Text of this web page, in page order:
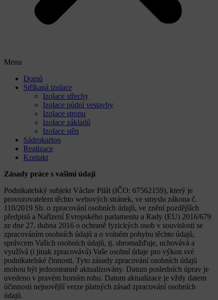
Menu
Domů
Stříkaná izolace
Izolace střechy
Izolace půdní vestavby
Izolace stropu
Izolace základů
Izolace stěn
Sádrokarton
Realizace
Kontakt
Zásady práce s vašimi údaji
Podnikatelský subjekt Václav Pilát (IČO: 67562159), který je
provozovatelem těchto webových stránek, ve smyslu zákona č.
110/2019 Sb. o zpracování osobních údajů, ve znění pozdějších
předpisů a Nařízení Evropského parlamentu a Rady (EU) 2016/679
ze dne 27. dubna 2016 o ochraně fyzických osob v souvislosti se
zpracováním osobních údajů a o volném pohybu těchto údajů,
správcem Vašich osobních údajů, tj. shromažďuje, uchovává a
využívá (i jinak zpracovává) Vaše osobní údaje pro výkon své
podnikatelské činnosti. Tyto zásady zpracování osobních údajů
mohou být jednostranně aktualizovány. Datum posledních úprav je
uvedeno v pravém horním rohu. Datum aktualizace je vždy datem
účinnosti nejnovější verze platných zásad zpracování osobních
údajů.